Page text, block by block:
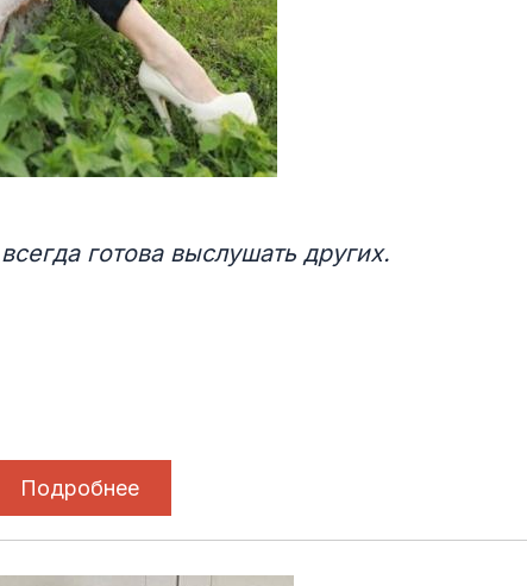
готова выслушать других.
Подробнее